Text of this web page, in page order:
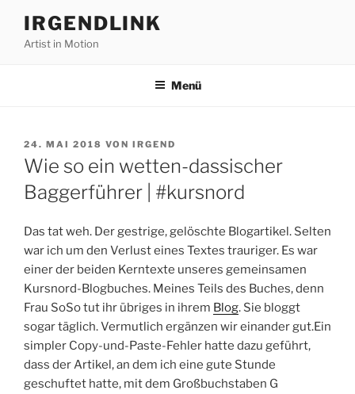
Inhalt
springen
IRGENDLINK
Artist in Motion
Menü
VERÖFFENTLICHT
AM
24. MAI 2018 VON IRGEND
Wie so ein wetten-dassischer
Baggerführer | #kursnord
Das tat weh. Der gestrige, gelöschte Blogartikel. Selten
war ich um den Verlust eines Textes trauriger. Es war
einer der beiden Kerntexte unseres gemeinsamen
Kursnord-Blogbuches. Meines Teils des Buches, denn
Frau SoSo tut ihr übriges in ihrem Blog. Sie bloggt
sogar täglich. Vermutlich ergänzen wir einander gut.Ein
simpler Copy-und-Paste-Fehler hatte dazu geführt,
dass der Artikel, an dem ich eine gute Stunde
geschuftet hatte, mit dem Großbuchstaben G